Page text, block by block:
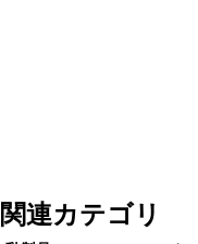
関連カテゴリ